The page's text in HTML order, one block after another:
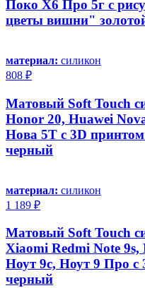
Поко Х6 Про 5г с
цветы вишни"
материал: силикон
808 ₽
Матовый Soft Touch
Honor 20, Huawei
Нова 5Т с 3D
черный
материал: силикон
1 189 ₽
Матовый Soft Touch
Xiaomi Redmi Note
Ноут 9с, Ноут 9 Про
черный